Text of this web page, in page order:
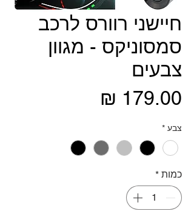
חיישני רוורס לרכב
סמסוניקס - מגוון
צבעים
צבע *
כמות *